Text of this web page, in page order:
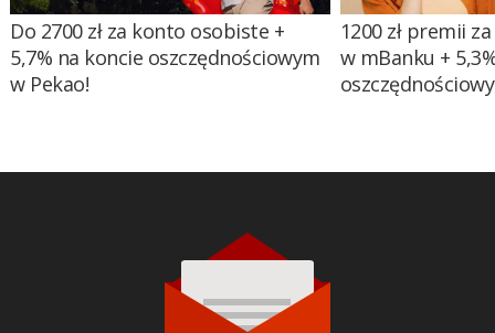
Do 2700 zł za konto osobiste +
5,7% na koncie oszczędnościowym
w Pekao!
1200 zł premii
w mBanku +